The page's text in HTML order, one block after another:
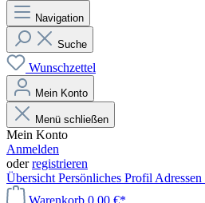
Navigation
Suche
Wunschzettel
Mein Konto
Menü schließen
Mein Konto
Anmelden
oderregistrieren
Übersicht Persönliches Profil Adressen
Warenkorb 0,00 €*